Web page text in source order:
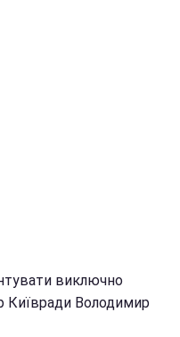
виключно
Київради Володимир